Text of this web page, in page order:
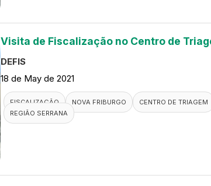
Visita de Fiscalização no Centro de
DEFIS
18 de May de 2021
FISCALIZAÇÃO NOVA FRIBURGO CENTRO DE TRIAGEM
REGIÃO SERRANA